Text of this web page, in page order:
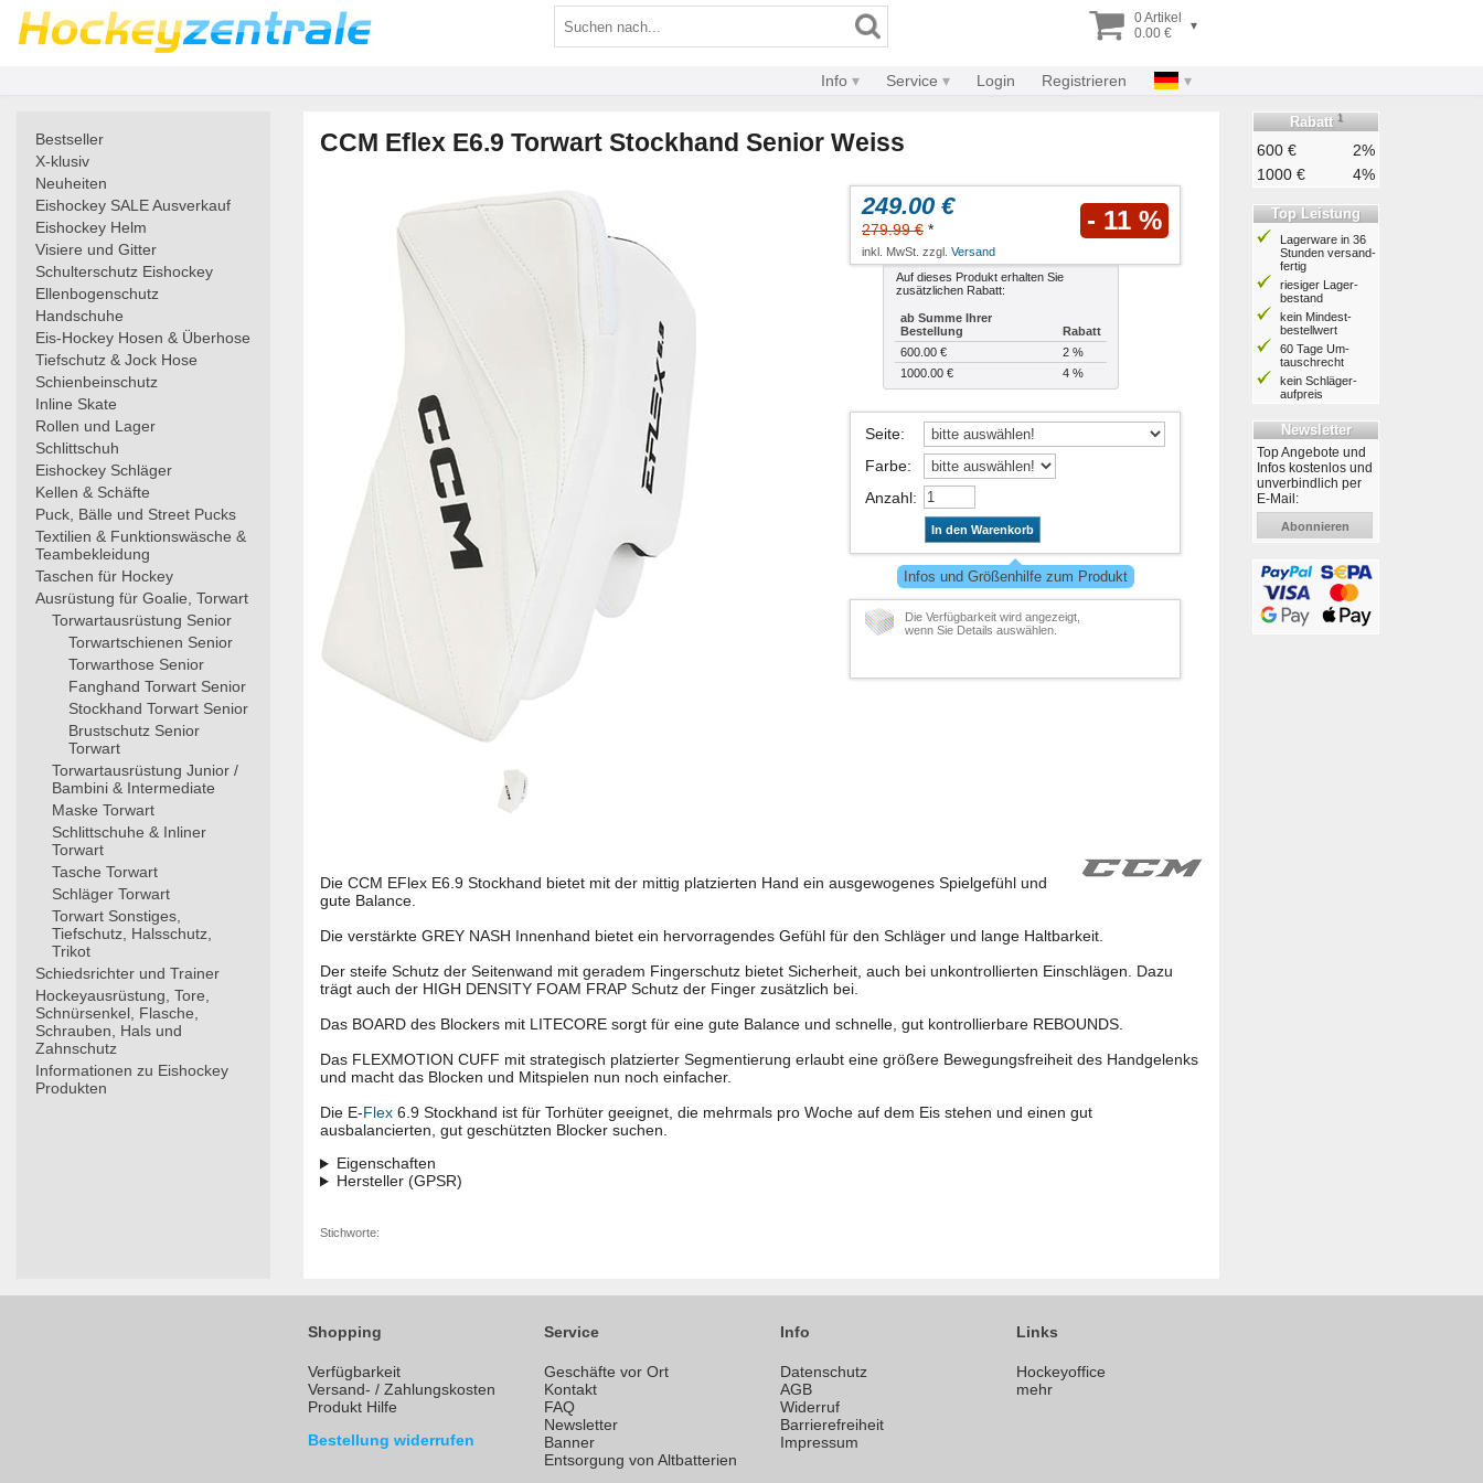
0 Artikel
0.00 €
▾
Info Service Login Registrieren
Bestseller
X-klusiv
Neuheiten
Eishockey SALE Ausverkauf
Eishockey Helm
Visiere und Gitter
Schulterschutz Eishockey
Ellenbogenschutz
Handschuhe
Eis-Hockey Hosen & Überhose
Tiefschutz & Jock Hose
Schienbeinschutz
Inline Skate
Rollen und Lager
Schlittschuh
Eishockey Schläger
Kellen & Schäfte
Puck, Bälle und Street Pucks
Textilien & Funktionswäsche &
Teambekleidung
Taschen für Hockey
Ausrüstung für Goalie, Torwart
Torwartausrüstung Senior
Torwartschienen Senior
Torwarthose Senior
Fanghand Torwart Senior
Stockhand Torwart Senior
Brustschutz Senior
Torwart
Torwartausrüstung Junior /
Bambini & Intermediate
Maske Torwart
Schlittschuhe & Inliner
Torwart
Tasche Torwart
Schläger Torwart
Torwart Sonstiges,
Tiefschutz, Halsschutz,
Trikot
Schiedsrichter und Trainer
Hockeyausrüstung, Tore,
Schnürsenkel, Flasche,
Schrauben, Hals und
Zahnschutz
Informationen zu Eishockey
Produkten
CCM Eflex E6.9 Torwart Stockhand Senior Weiss
249.00 €
279.99 € * - 11 %
inkl. MwSt. zzgl. Versand
Auf dieses Produkt erhalten Sie
zusätzlichen Rabatt:
ab Summe Ihrer
Bestellung
Rabatt
600.00 €
2 %
1000.00 €
4 %
Seite:
Farbe:
Anzahl:
In den Warenkorb
Infos und Größenhilfe zum Produkt
Die Verfügbarkeit wird angezeigt,
wenn Sie Details auswählen.
Die CCM EFlex E6.9 Stockhand bietet mit der mittig platzierten Hand ein ausgewogenes Spielgefühl und
gute Balance.
Die verstärkte GREY NASH Innenhand bietet ein hervorragendes Gefühl für den Schläger und lange Haltbarkeit.
Der steife Schutz der Seitenwand mit geradem Fingerschutz bietet Sicherheit, auch bei unkontrollierten Einschlägen. Dazu
trägt auch der HIGH DENSITY FOAM FRAP Schutz der Finger zusätzlich bei.
Das BOARD des Blockers mit LITECORE sorgt für eine gute Balance und schnelle, gut kontrollierbare REBOUNDS.
Das FLEXMOTION CUFF mit strategisch platzierter Segmentierung erlaubt eine größere Bewegungsfreiheit des Handgelenks
und macht das Blocken und Mitspielen nun noch einfacher.
Die E-Flex 6.9 Stockhand ist für Torhüter geeignet, die mehrmals pro Woche auf dem Eis stehen und einen gut
ausbalancierten, gut geschützten Blocker suchen.
Eigenschaften
Hersteller (GPSR)
Stichworte:
Rabatt 1
600 €
2%
1000 €
4%
Top Leistung
Lagerware in 36
Stunden ver­sand­
fertig
riesiger Lager­
bestand
kein Mindest­
bestell­wert
60 Tage Um­
tausch­recht
kein Schläger­
aufpreis
Newsletter
Top Angebote und
Infos kostenlos und
unverbindlich per
E-Mail:
Abonnieren
Shopping
Verfügbarkeit
Versand- / Zahlungskosten
Produkt Hilfe
Bestellung widerrufen
Service
Geschäfte vor Ort
Kontakt
FAQ
Newsletter
Banner
Entsorgung von Altbatterien
Info
Datenschutz
AGB
Widerruf
Barrierefreiheit
Impressum
Links
Hockeyoffice
mehr